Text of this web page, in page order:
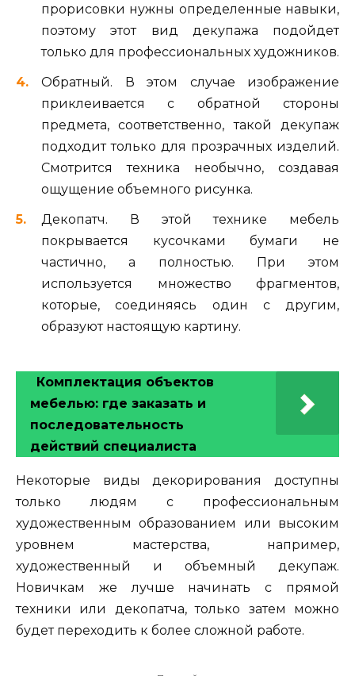
прорисовки нужны определенные навыки,
поэтому этот вид декупажа подойдет
только для профессиональных художников.
Обратный. В этом случае изображение
приклеивается с обратной стороны
предмета, соответственно, такой декупаж
подходит только для прозрачных изделий.
Смотрится техника необычно, создавая
ощущение объемного рисунка.
Декопатч. В этой технике мебель
покрывается кусочками бумаги не
частично, а полностью. При этом
используется множество фрагментов,
которые, соединяясь один с другим,
образуют настоящую картину.
Комплектация объектов
мебелью: где заказать и
последовательность
действий специалиста
Некоторые виды декорирования доступны
только людям с профессиональным
художественным образованием или высоким
уровнем мастерства, например,
художественный и объемный декупаж.
Новичкам же лучше начинать с прямой
техники или декопатча, только затем можно
будет переходить к более сложной работе.